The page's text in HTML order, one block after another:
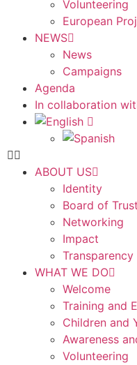
Volunteering
European
NEWS
News
Campaigns
Agenda
In collaboration
ABOUT US
Identity
Board of
Networking
Impact
Transparency
WHAT WE DO
Welcome
Training and
Children and
Awareness
Volunteering